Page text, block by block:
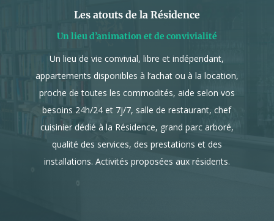
Les atouts de la Résidence
Un lieu d’animation et de convivialité
Un lieu de vie convivial, libre et indépendant,
appartements disponibles à l’achat ou à la location,
proche de toutes les commodités, aide selon vos
besoins 24h/24 et 7j/7, salle de restaurant, chef
cuisinier dédié à la Résidence, grand parc arboré,
qualité des services, des prestations et des
installations. Activités proposées aux résidents.